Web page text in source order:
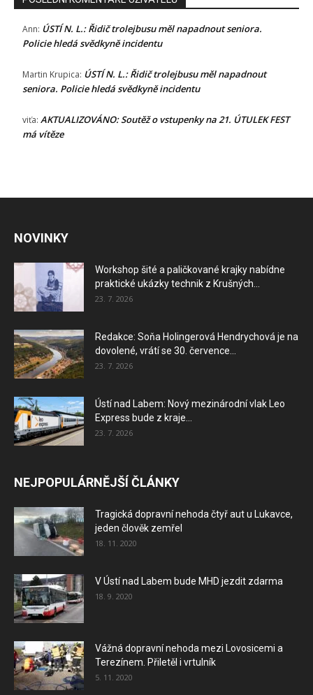
Ann: ÚSTÍ N. L.: Řidič trolejbusu měl napadnout seniora.
Policie hledá svědkyně incidentu
Martin Krupica: ÚSTÍ N. L.: Řidič trolejbusu měl napadnout
seniora. Policie hledá svědkyně incidentu
viťa: AKTUALIZOVÁNO: Soutěž o vstupenky na 21. ÚTULEK FEST
má vítěze
NOVINKY
Workshop šité a paličkované krajky nabídne
praktické ukázky technik z Krušných...
23. 7. 2026
Redakce: Soňa Holingerová Hendrychová je na
dovolené, vrátí se 30. července...
23. 7. 2026
Ústí nad Labem: Nový mezinárodní vlak Leo
Express bude z kraje...
23. 7. 2026
NEJPOPULÁRNĚJŠÍ ČLÁNKY
Tragická dopravní nehoda čtyř aut u Lukavce,
jeden člověk zemřel
18. 11. 2020
V Ústí nad Labem bude MHD jezdit zdarma
18. 9. 2020
Vážná dopravní nehoda mezi Lovosicemi a
Terezínem. Přiletěl i vrtulník
5. 11. 2020